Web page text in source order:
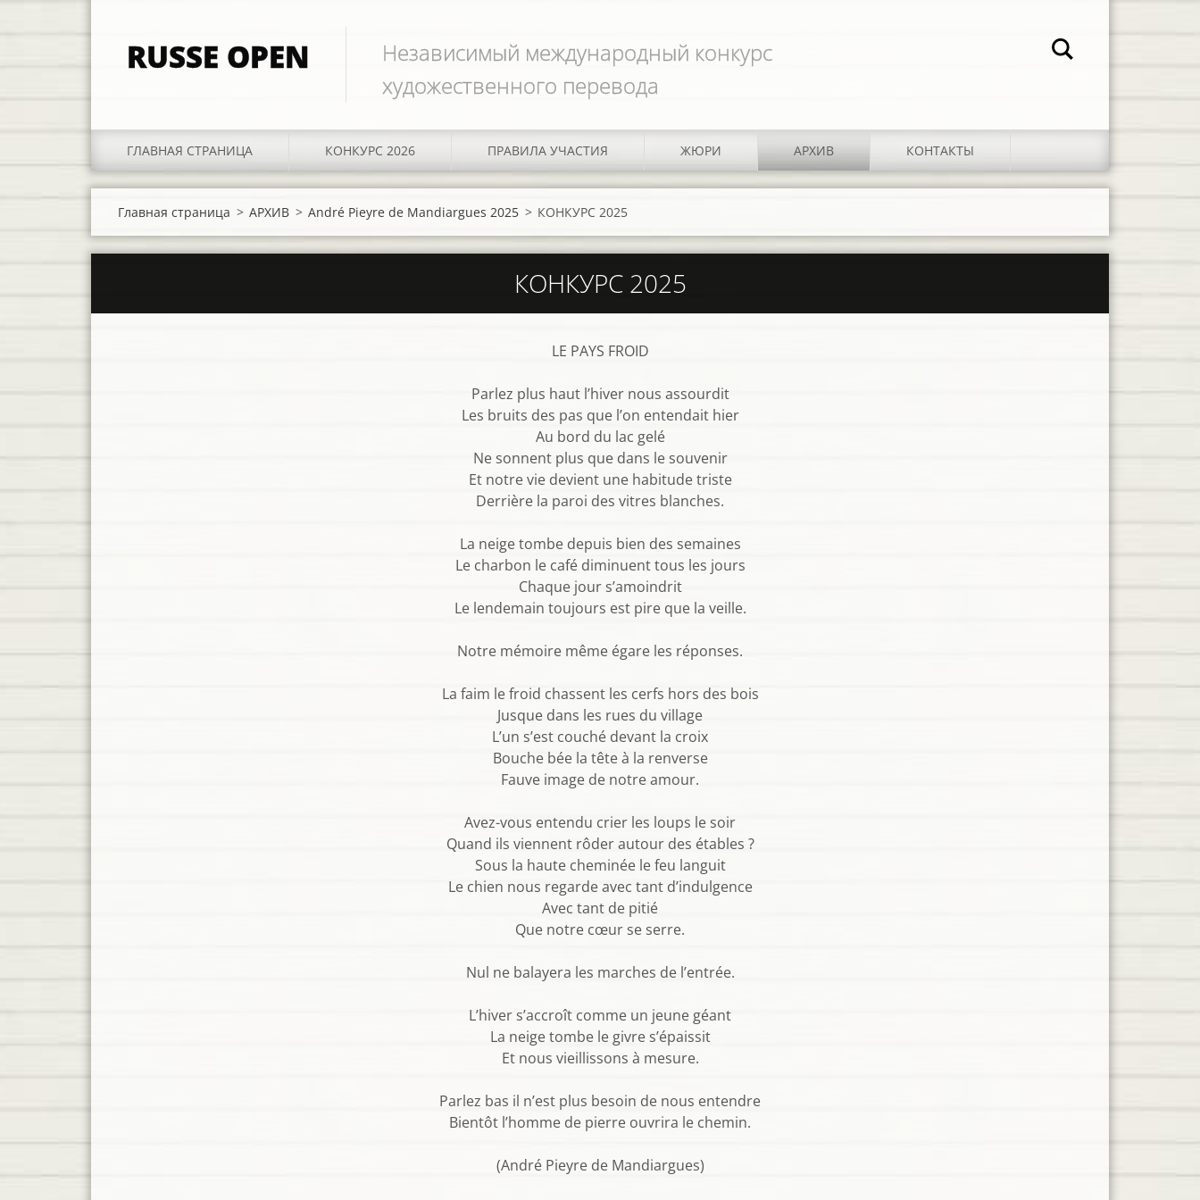
RUSSE OPEN
Независимый международный конкурс
художественного перевода
ГЛАВНАЯ СТРАНИЦА КОНКУРС 2026 ПРАВИЛА УЧАСТИЯ ЖЮРИ АРХИВ КОНТАКТЫ
Главная страница > АРХИВ > André Pieyre de Mandiargues 2025 > КОНКУРС 2025
КОНКУРС 2025
LE PAYS FROID
Parlez plus haut l’hiver nous assourdit
Les bruits des pas que l’on entendait hier
Au bord du lac gelé
Ne sonnent plus que dans le souvenir
Et notre vie devient une habitude triste
Derrière la paroi des vitres blanches.
La neige tombe depuis bien des semaines
Le charbon le café diminuent tous les jours
Chaque jour s’amoindrit
Le lendemain toujours est pire que la veille.
Notre mémoire même égare les réponses.
La faim le froid chassent les cerfs hors des bois
Jusque dans les rues du village
L’un s’est couché devant la croix
Bouche bée la tête à la renverse
Fauve image de notre amour.
Avez-vous entendu crier les loups le soir
Quand ils viennent rôder autour des étables ?
Sous la haute cheminée le feu languit
Le chien nous regarde avec tant d’indulgence
Avec tant de pitié
Que notre cœur se serre.
Nul ne balayera les marches de l’entrée.
L’hiver s’accroît comme un jeune géant
La neige tombe le givre s’épaissit
Et nous vieillissons à mesure.
Parlez bas il n’est plus besoin de nous entendre
Bientôt l’homme de pierre ouvrira le chemin.
(André Pieyre de Mandiargues)